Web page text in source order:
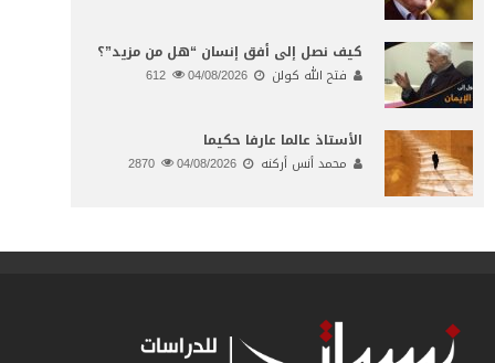
كيف نصل إلى أفق إنسان “هل من مزيد”؟
فتح الله كولن 04/08/2026
الأستاذ عالما عارفا حكيما
محمد أنس أركنه 04/08/2026